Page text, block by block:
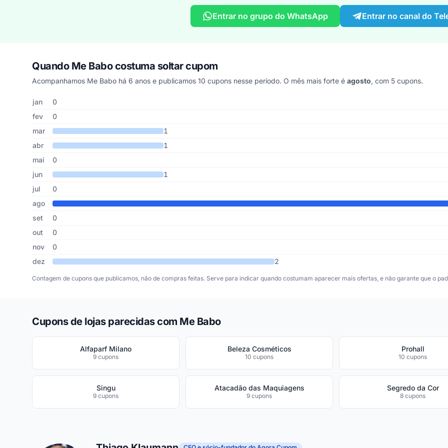
Entrar no grupo do WhatsApp Entrar no canal do
Quando Me Babo costuma soltar cupom
Acompanhamos Me Babo há 6 anos e publicamos 10 cupons nesse período. O mês mais forte é agosto, com 5 cupons.
Cupons de Me Babo publicados por mês, somando os últimos 6 anos
Mês Cupons publicados
jan
0
fev
0
mar
1
abr
1
mai
0
jun
1
jul
0
ago
set
0
out
0
nov
0
dez
2
Contagem de cupons que publicamos, não de compras feitas. Serve para indicar quando costumam aparecer mais ofertas, e não garante que o
Cupons de lojas parecidas com Me Babo
Alfaparf Milano
9 cupons
Beleza Cosméticos
10 cupons
Prohall
10 cupons
Singu
9 cupons
Atacadão das Maquiagens
9 cupons
Segredo da Cor
8 cupons